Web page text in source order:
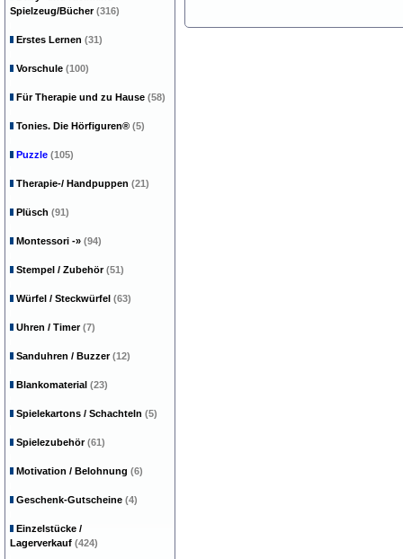
Spielzeug/Bücher(316)
Erstes Lernen (31)
Vorschule (100)
Für Therapie und zu Hause (58)
Tonies. Die Hörfiguren® (5)
Puzzle (105)
Therapie-/ Handpuppen (21)
Plüsch (91)
Montessori -» (94)
Stempel / Zubehör(51)
Würfel / Steckwürfel (63)
Uhren / Timer(7)
Sanduhren / Buzzer(12)
Blankomaterial (23)
Spielekartons / Schachteln (5)
Spielezubehör(61)
Motivation / Belohnung (6)
Geschenk-Gutscheine (4)
Einzelstücke /
Lagerverkauf (424)